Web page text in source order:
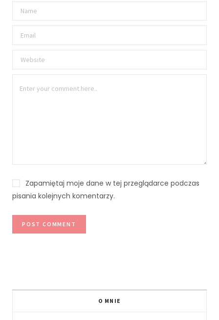
Zapamiętaj moje dane w tej przeglądarce podczas
pisania kolejnych komentarzy.
O MNIE